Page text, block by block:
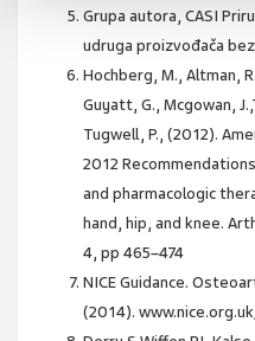
Grupa autora, CASI
udruga proizvođača
Hochberg, M., Altman,
Guyatt, G., Mcgowan,
Tugwell, P., (2012).
2012
and pharmacologic
hand, hip, and knee.
4, pp 465–474
NICE Guidance.
(2014).